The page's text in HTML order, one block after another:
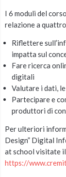
I 6 moduli del
relazione a
Riflettere
impatta sul
Fare ricerca
digitali
Valutare i dati,
Partecipare e
produttori di
Per ulteriori
Design” Digital
at school visitate
https://